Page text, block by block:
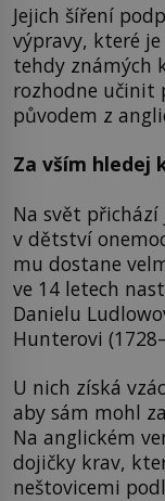
Jejich šíření
výpravy, které
tehdy známých
rozhodne učinit
původem z
Za vším hledej
Na svět přichází
v dětství
mu dostane
ve 14 letech
Danielu
Hunterovi
U nich získá
aby sám mohl
Na anglickém
dojičky krav,
neštovicemi